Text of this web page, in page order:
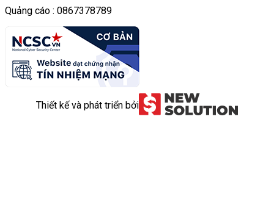
Quảng cáo : 0867378789
Thiết kế và phát triển bởi